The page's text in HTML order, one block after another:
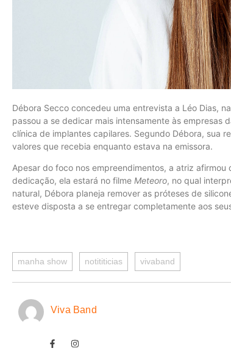
Débora Secco concedeu uma entrevista a Léo Dias,
passou a se dedicar mais intensamente às empresas
clínica de implantes capilares. Segundo Débora, sua
valores que recebia enquanto estava na emissora.
Apesar do foco nos empreendimentos, a atriz
dedicação, ela estará no filme Meteoro, no qual
natural, Débora planeja remover as próteses de
esteve disposta a se entregar completamente aos
manha show notititicias vivaband
Viva Band